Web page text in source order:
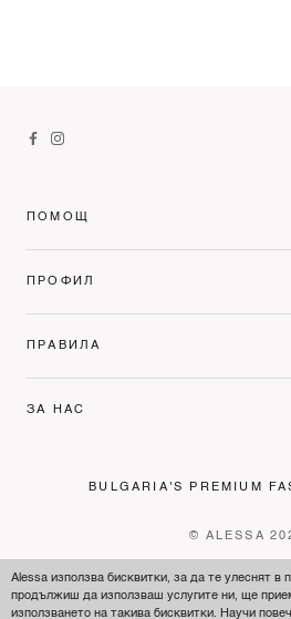
Alessa използва бисквитки, за да те улеснят в
продължиш да използваш услугите ни, ще
използването на такива бисквитки. Научи
ПОМОЩ
ПРОФИЛ
ПРАВИЛА
ЗА НАС
BULGARIA'S PREMIUM
© ALESSA